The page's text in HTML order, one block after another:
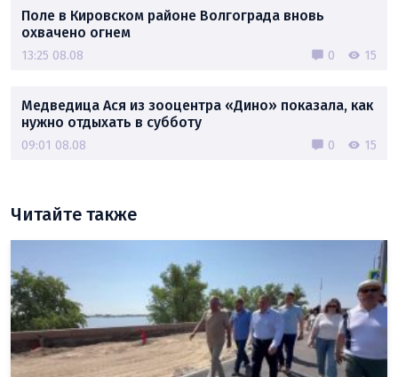
Поле в Кировском районе Волгограда вновь
охвачено огнем
13:25 08.08 0 15
Медведица Ася из зооцентра «Дино» показала, как
нужно отдыхать в субботу
09:01 08.08 0 15
Читайте также